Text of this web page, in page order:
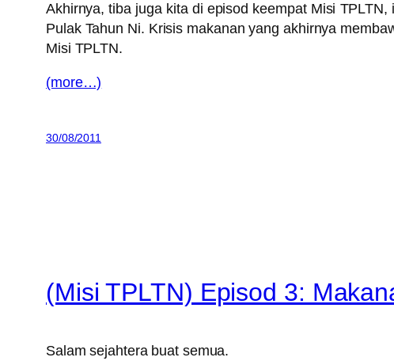
Akhirnya, tiba juga kita di episod keempat Misi
Pulak Tahun Ni. Krisis makanan yang akhirnya
Misi TPLTN.
(more…)
30/08/2011
(Misi TPLTN) Episod 3:
Salam sejahtera buat semua.